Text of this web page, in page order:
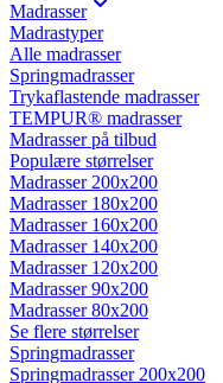
Madrasser
Madrastyper
Alle madrasser
Springmadrasser
Trykaflastende madrasser
TEMPUR® madrasser
Madrasser på tilbud
Populære størrelser
Madrasser 200x200
Madrasser 180x200
Madrasser 160x200
Madrasser 140x200
Madrasser 120x200
Madrasser 90x200
Madrasser 80x200
Se flere størrelser
Springmadrasser
Springmadrasser 200x200